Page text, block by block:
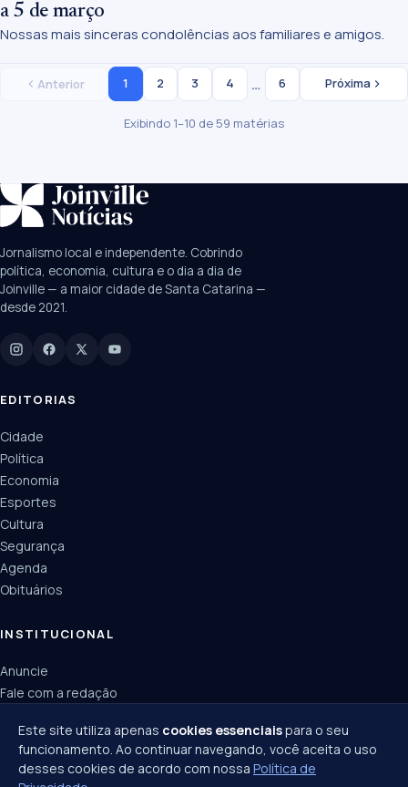
a 5 de março
Nossas mais sinceras condolências aos familiares e amigos.
Anterior 1 2 3 4 … 6 Próxima
Exibindo 1–10 de 59 matérias
SUGESTÕES: JEC
Câmara
UPA Sul
Manchetes, colunistas e editorias do JN
Jornalismo local e independente. Cobrindo
política, economia, cultura e o dia a dia de
Joinville — a maior cidade de Santa Catarina —
desde 2021.
EDITORIAS
Cidade
Política
Economia
Esportes
Cultura
Segurança
Agenda
Obituários
INSTITUCIONAL
Anuncie
Fale com a redação
Este site utiliza apenas cookies essenciaispara o seu
funcionamento. Ao continuar navegando, você aceita o uso
desses cookies de acordo com nossa Política de